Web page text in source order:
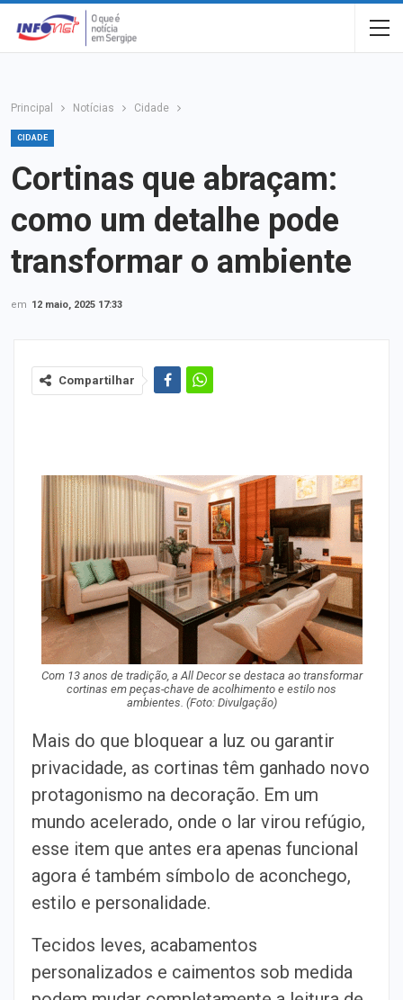
Principal Notícias Cidade
CIDADE
Cortinas que abraçam:
como um detalhe pode
transformar o ambiente
em 12 maio, 2025 17:33
Compartilhar
Com 13 anos de tradição, a All Decor se destaca ao transformar
cortinas em peças-chave de acolhimento e estilo nos
ambientes. (Foto: Divulgação)
Mais do que bloquear a luz ou garantir
privacidade, as cortinas têm ganhado novo
protagonismo na decoração. Em um
mundo acelerado, onde o lar virou refúgio,
esse item que antes era apenas funcional
agora é também símbolo de aconchego,
estilo e personalidade.
Tecidos leves, acabamentos
personalizados e caimentos sob medida